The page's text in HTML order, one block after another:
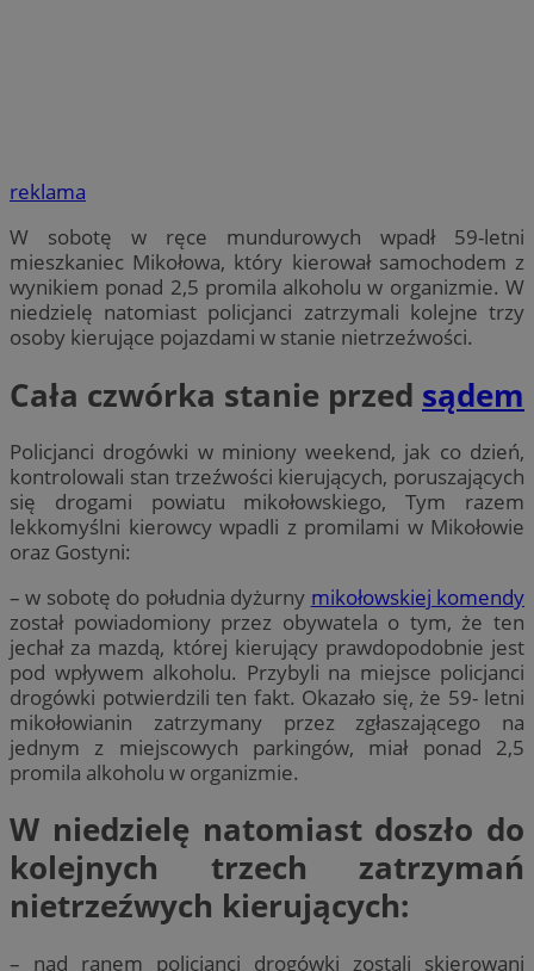
reklama
W sobotę w ręce mundurowych wpadł 59-letni
mieszkaniec Mikołowa, który kierował samochodem z
wynikiem ponad 2,5 promila alkoholu w organizmie. W
niedzielę natomiast policjanci zatrzymali kolejne trzy
osoby kierujące pojazdami w stanie nietrzeźwości.
Cała czwórka stanie przed sądem
Policjanci drogówki w miniony weekend, jak co dzień,
kontrolowali stan trzeźwości kierujących, poruszających
się drogami powiatu mikołowskiego, Tym razem
lekkomyślni kierowcy wpadli z promilami w Mikołowie
oraz Gostyni:
– w sobotę do południa dyżurny mikołowskiej komendy
został powiadomiony przez obywatela o tym, że ten
jechał za mazdą, której kierujący prawdopodobnie jest
pod wpływem alkoholu. Przybyli na miejsce policjanci
drogówki potwierdzili ten fakt. Okazało się, że 59- letni
mikołowianin zatrzymany przez zgłaszającego na
jednym z miejscowych parkingów, miał ponad 2,5
promila alkoholu w organizmie.
W niedzielę natomiast doszło do
kolejnych trzech zatrzymań
nietrzeźwych kierujących:
– nad ranem policjanci drogówki zostali skierowani